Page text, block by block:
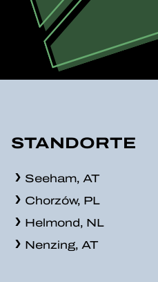
STANDORTE
Seeham, AT
Chorzów, PL
Helmond, NL
Nenzing, AT